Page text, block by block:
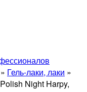
» Гель-лаки, лаки »
Night Harpy,